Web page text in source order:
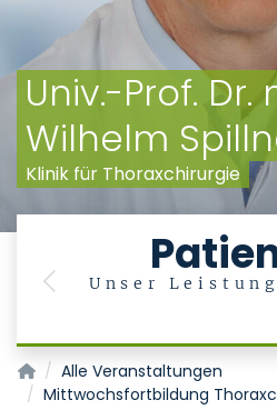
Univ.-Prof. Dr.
Wilhelm
Klinik für Thoraxchirurgie
Unser
Previous
Klinik für Thoraxchirurgie
Alle Veranstaltungen
Mittwochsfortbildung